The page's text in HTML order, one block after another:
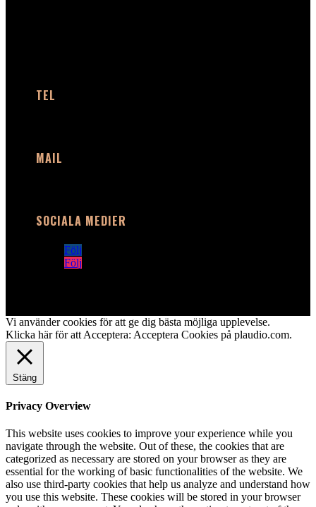
TEL
MAIL
SOCIALA MEDIER
Följ
Följ
Vi använder cookies för att ge dig bästa möjliga upplevelse.
Klicka här för att Acceptera: Acceptera Cookies på plaudio.com.
Stäng
Privacy Overview
This website uses cookies to improve your experience while you
navigate through the website. Out of these, the cookies that are
categorized as necessary are stored on your browser as they are
essential for the working of basic functionalities of the website. We
also use third-party cookies that help us analyze and understand how
you use this website. These cookies will be stored in your browser